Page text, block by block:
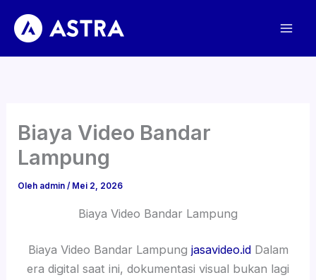
konten
Biaya Video Bandar
Lampung
Oleh admin/ Mei 2, 2026
Biaya Video Bandar Lampung
Biaya Video Bandar Lampung jasavideo.idDalam
era digital saat ini, dokumentasi visual bukan lagi